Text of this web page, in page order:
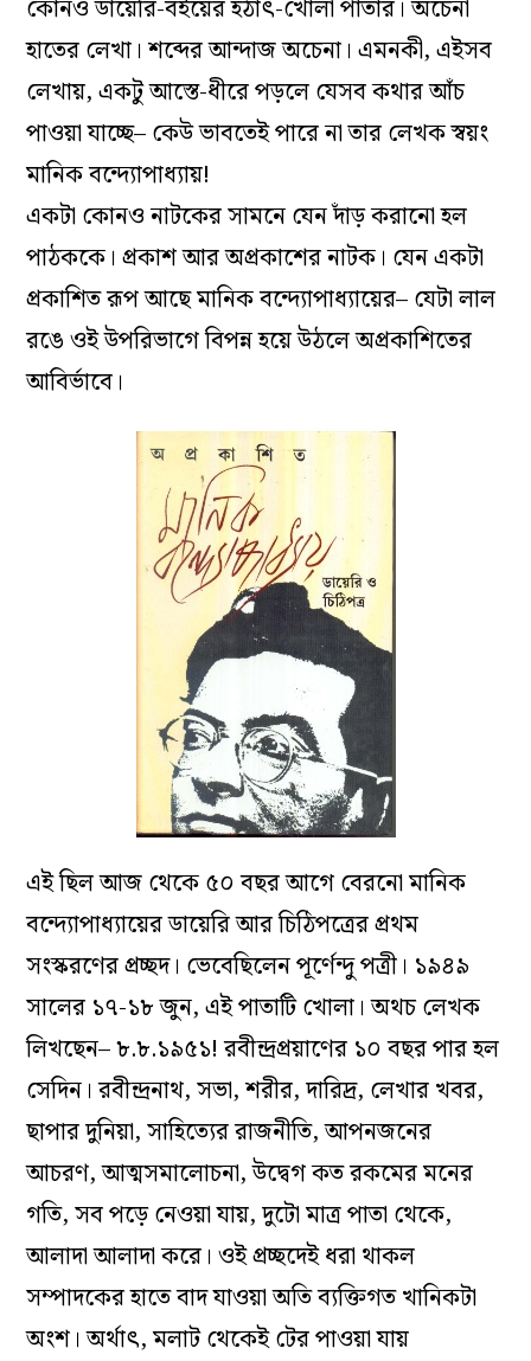
কোনও ডায়েরি-বইয়ের হঠাৎ-খোলা পাতার। অচেনা
হাতের লেখা। শব্দের আন্দাজ অচেনা। এমনকী, এইসব
লেখায়, একটু আস্তে-ধীরে পড়লে যেসব কথার আঁচ
পাওয়া যাচ্ছে– কেউ ভাবতেই পারে না তার লেখক স্বয়ং
মানিক বন্দ‌্যোপাধ‌্যায়!
একটা কোনও নাটকের সামনে যেন দাঁড় করানো হল
পাঠককে। প্রকাশ আর অপ্রকাশের নাটক। যেন একটা
প্রকাশিত রূপ আছে মানিক বন্দ‌্যোপাধ‌্যায়ের– যেটা লাল
রঙে ওই উপরিভাগে বিপন্ন হয়ে উঠলে অপ্রকাশিতের
আবির্ভাবে।
এই ছিল আজ থেকে ৫০ বছর আগে বেরনো মানিক
বন্দ‌্যোপাধ‌্যায়ের ডায়েরি আর চিঠিপত্রের প্রথম
সংস্করণের প্রচ্ছদ। ভেবেছিলেন পূর্ণেন্দু পত্রী। ১৯৪৯
সালের ১৭-১৮ জুন, এই পাতাটি খোলা। অথচ লেখক
লিখছেন– ৮.৮.১৯৫১! রবীন্দ্রপ্রয়াণের ১০ বছর পার হল
সেদিন। রবীন্দ্রনাথ, সভা, শরীর, দারিদ্র, লেখার খবর,
ছাপার দুনিয়া, সাহিত‌্যের রাজনীতি, আপনজনের
আচরণ, আত্মসমালোচনা, উদ্বেগ কত রকমের মনের
গতি, সব পড়ে নেওয়া যায়, দুটো মাত্র পাতা থেকে,
আলাদা আলাদা করে। ওই প্রচ্ছদেই ধরা থাকল
সম্পাদকের হাতে বাদ যাওয়া অতি ব্যক্তিগত খানিকটা
অংশ। অর্থাৎ, মলাট থেকেই টের পাওয়া যায়